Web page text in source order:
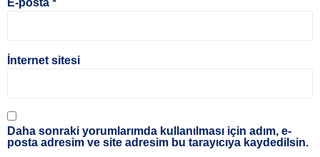
E-posta *
İnternet sitesi
Daha sonraki yorumlarımda kullanılması için adım, e-
posta adresim ve site adresim bu tarayıcıya kaydedilsin.